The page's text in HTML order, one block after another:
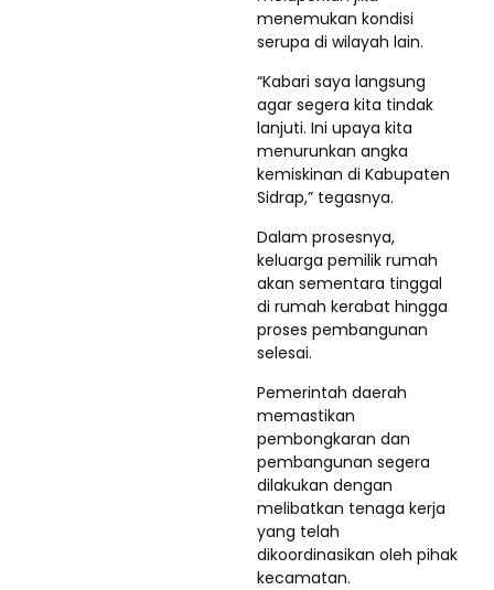
menemukan kondisi
serupa di wilayah lain.
“Kabari saya langsung
agar segera kita tindak
lanjuti. Ini upaya kita
menurunkan angka
kemiskinan di Kabupaten
Sidrap,” tegasnya.
Dalam prosesnya,
keluarga pemilik rumah
akan sementara tinggal
di rumah kerabat hingga
proses pembangunan
selesai.
Pemerintah daerah
memastikan
pembongkaran dan
pembangunan segera
dilakukan dengan
melibatkan tenaga kerja
yang telah
dikoordinasikan oleh pihak
kecamatan.